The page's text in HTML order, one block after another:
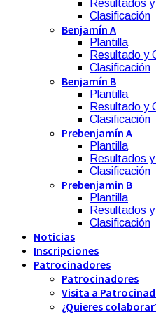
Resultados
Clasificación
Benjamín A
Plantilla
Resultado y
Clasificación
Benjamín B
Plantilla
Resultado y
Clasificación
Prebenjamín A
Plantilla
Resultados
Clasificación
Prebenjamin B
Plantilla
Resultados
Clasificación
Noticias
Inscripciones
Patrocinadores
Patrocinadores
Visita a
¿Quieres